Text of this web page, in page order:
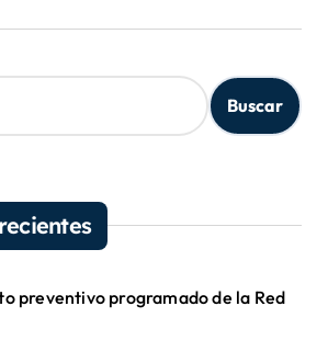
preventivo programado de la Red